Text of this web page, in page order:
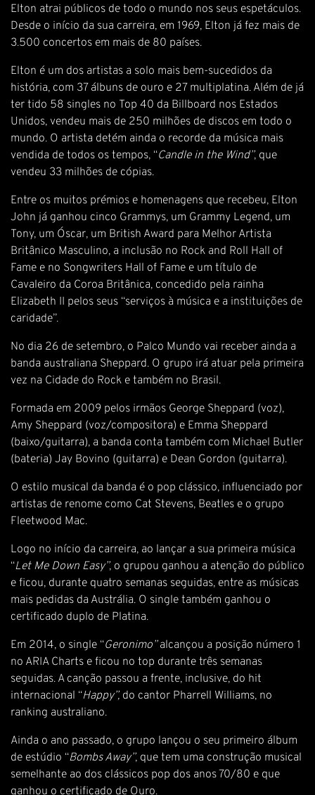
Elton atrai públicos de todo o mundo nos seus espetáculos.
Desde o início da sua carreira, em 1969, Elton já fez mais de
3.500 concertos em mais de 80 países.
Elton é um dos artistas a solo mais bem-sucedidos da
história, com 37 álbuns de ouro e 27 multiplatina. Além de já
ter tido 58 singles no Top 40 da Billboard nos Estados
Unidos, vendeu mais de 250 milhões de discos em todo o
mundo. O artista detém ainda o recorde da música mais
vendida de todos os tempos, “Candle in the Wind”, que
vendeu 33 milhões de cópias.
Entre os muitos prémios e homenagens que recebeu, Elton
John já ganhou cinco Grammys, um Grammy Legend, um
Tony, um Óscar, um British Award para Melhor Artista
Britânico Masculino, a inclusão no Rock and Roll Hall of
Fame e no Songwriters Hall of Fame e um título de
Cavaleiro da Coroa Britânica, concedido pela rainha
Elizabeth II pelos seus “serviços à música e a instituições de
caridade”.
No dia 26 de setembro, o Palco Mundo vai receber ainda a
banda australiana Sheppard. O grupo irá atuar pela primeira
vez na Cidade do Rock e também no Brasil.
Formada em 2009 pelos irmãos George Sheppard (voz),
Amy Sheppard (voz/compositora) e Emma Sheppard
(baixo/guitarra), a banda conta também com Michael Butler
(bateria) Jay Bovino (guitarra) e Dean Gordon (guitarra).
O estilo musical da banda é o pop clássico, influenciado por
artistas de renome como Cat Stevens, Beatles e o grupo
Fleetwood Mac.
Logo no início da carreira, ao lançar a sua primeira música
“Let Me Down Easy”, o grupou ganhou a atenção do público
e ficou, durante quatro semanas seguidas, entre as músicas
mais pedidas da Austrália. O single também ganhou o
certificado duplo de Platina.
Em 2014, o single “Geronimo”alcançou a posição número 1
no ARIA Charts e ficou no top durante três semanas
seguidas. A canção passou a frente, inclusive, do hit
internacional “Happy”, do cantor Pharrell Williams, no
ranking australiano.
Ainda o ano passado, o grupo lançou o seu primeiro álbum
de estúdio “Bombs Away”, que tem uma construção musical
semelhante ao dos clássicos pop dos anos 70/80 e que
ganhou o certificado de Ouro.